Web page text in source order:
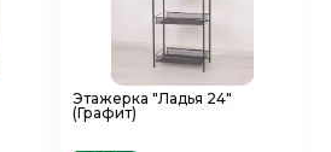
Этажерка "Ладья 24"
(Графит)